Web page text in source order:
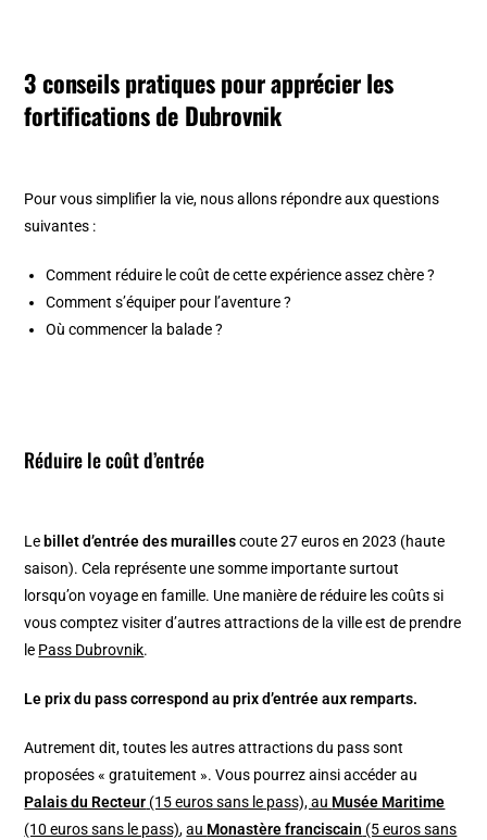
3 conseils pratiques pour apprécier les
fortifications de Dubrovnik
Pour vous simplifier la vie, nous allons répondre aux questions
suivantes :
Comment réduire le coût de cette expérience assez chère ?
Comment s’équiper pour l’aventure ?
Où commencer la balade ?
Réduire le coût d’entrée
Le billet d’entrée des muraillescoute 27 euros en 2023 (haute
saison). Cela représente une somme importante surtout
lorsqu’on voyage en famille. Une manière de réduire les coûts si
vous comptez visiter d’autres attractions de la ville est de prendre
le Pass Dubrovnik.
Le prix du pass correspond au prix d’entrée aux remparts.
Autrement dit, toutes les autres attractions du pass sont
proposées « gratuitement ». Vous pourrez ainsi accéder au
Palais du Recteur (15 euros sans le pass), au Musée Maritime
(10 euros sans le pass),au Monastère franciscain (5 euros sans